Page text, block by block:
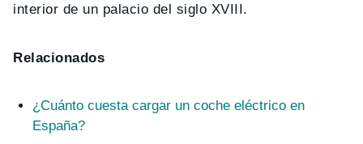
interior de un palacio del siglo XVIII.
Relacionados
¿Cuánto cuesta cargar un coche eléctrico en
España?